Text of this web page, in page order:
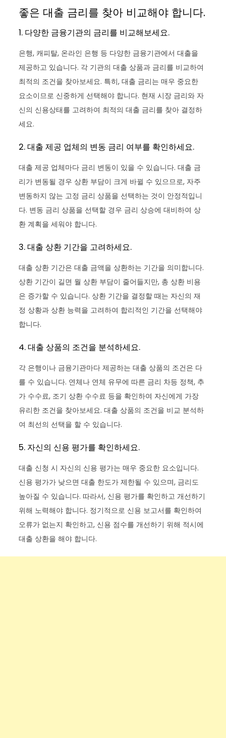
좋은 대출 금리를 찾아 비교해야 합니다.
1. 다양한 금융기관의 금리를 비교해보세요.
은행, 캐피탈, 온라인 은행 등 다양한 금융기관에서 대출을
제공하고 있습니다. 각 기관의 대출 상품과 금리를 비교하여
최적의 조건을 찾아보세요. 특히, 대출 금리는 매우 중요한
요소이므로 신중하게 선택해야 합니다. 현재 시장 금리와 자
신의 신용상태를 고려하여 최적의 대출 금리를 찾아 결정하
세요.
2. 대출 제공 업체의 변동 금리 여부를 확인하세요.
대출 제공 업체마다 금리 변동이 있을 수 있습니다. 대출 금
리가 변동될 경우 상환 부담이 크게 바뀔 수 있으므로, 자주
변동하지 않는 고정 금리 상품을 선택하는 것이 안정적입니
다. 변동 금리 상품을 선택할 경우 금리 상승에 대비하여 상
환 계획을 세워야 합니다.
3. 대출 상환 기간을 고려하세요.
대출 상환 기간은 대출 금액을 상환하는 기간을 의미합니다.
상환 기간이 길면 월 상환 부담이 줄어들지만, 총 상환 비용
은 증가할 수 있습니다. 상환 기간을 결정할 때는 자신의 재
정 상황과 상환 능력을 고려하여 합리적인 기간을 선택해야
합니다.
4. 대출 상품의 조건을 분석하세요.
각 은행이나 금융기관마다 제공하는 대출 상품의 조건은 다
를 수 있습니다. 연체나 연체 유무에 따른 금리 차등 정책, 추
가 수수료, 조기 상환 수수료 등을 확인하여 자신에게 가장
유리한 조건을 찾아보세요. 대출 상품의 조건을 비교 분석하
여 최선의 선택을 할 수 있습니다.
5. 자신의 신용 평가를 확인하세요.
대출 신청 시 자신의 신용 평가는 매우 중요한 요소입니다.
신용 평가가 낮으면 대출 한도가 제한될 수 있으며, 금리도
높아질 수 있습니다. 따라서, 신용 평가를 확인하고 개선하기
위해 노력해야 합니다. 정기적으로 신용 보고서를 확인하여
오류가 없는지 확인하고, 신용 점수를 개선하기 위해 적시에
대출 상환을 해야 합니다.